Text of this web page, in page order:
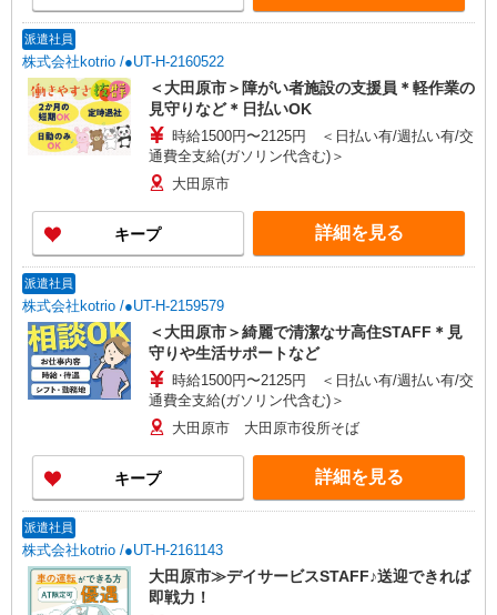
派遣社員
株式会社kotrio /●UT-H-2160522
＜大田原市＞障がい者施設の支援員＊軽作業の
見守りなど＊日払いOK
時給1500円〜2125円 ＜日払い有/週払い有/交
通費全支給(ガソリン代含む)＞
大田原市
キープ 詳細を見る
派遣社員
株式会社kotrio /●UT-H-2159579
＜大田原市＞綺麗で清潔なサ高住STAFF＊見
守りや生活サポートなど
時給1500円〜2125円 ＜日払い有/週払い有/交
通費全支給(ガソリン代含む)＞
大田原市 大田原市役所そば
キープ 詳細を見る
派遣社員
株式会社kotrio /●UT-H-2161143
大田原市≫デイサービスSTAFF♪送迎できれば
即戦力！